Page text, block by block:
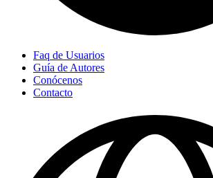
Faq de Usuarios
Guía de Autores
Conócenos
Contacto